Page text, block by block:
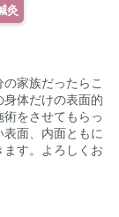
灸
家族だったらこ
体だけの表面的
をさせてもらっ
面、内面ともに
す。よろしくお